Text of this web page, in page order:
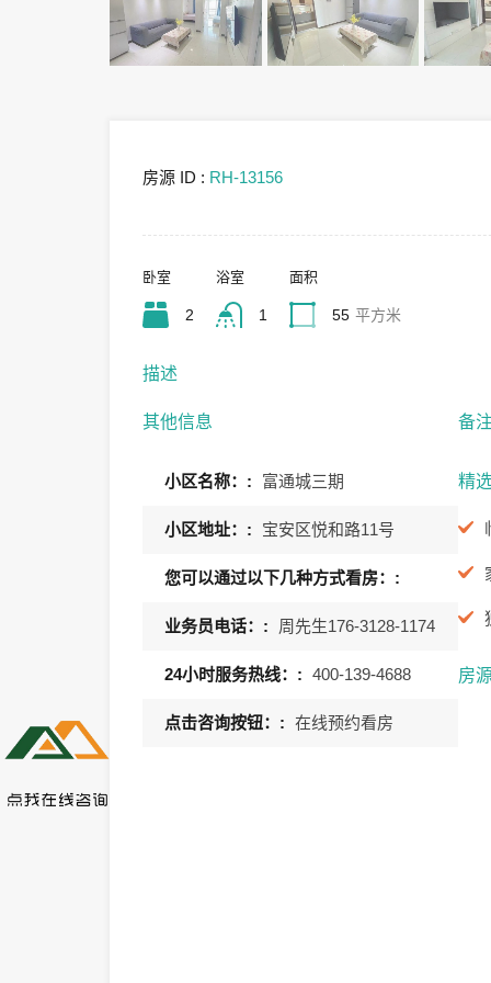
房源 ID : RH-13156
卧室
2
浴室
1
面积
55 平方米
描述
其他信息
小区名称：: 富通城三期
小区地址：: 宝安区悦和路11号
您可以通过以下几种方式看房：:
业务员电话：: 周先生176-3128-1174
24小时服务热线：: 400-139-4688
点击咨询按钮：: 在线预约看房
备
精
房